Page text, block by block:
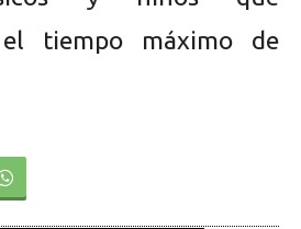
el tiempo máximo de